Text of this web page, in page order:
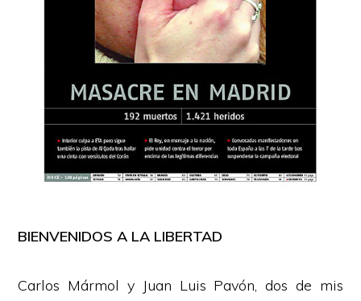
BIENVENIDOS A LA LIBERTAD
Carlos Mármol y Juan Luis Pavón, dos de mis